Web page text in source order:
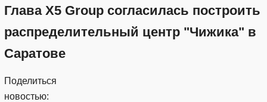
Глава X5 Group согласилась построить
распределительный центр "Чижика" в
Саратове
Поделиться
новостью: